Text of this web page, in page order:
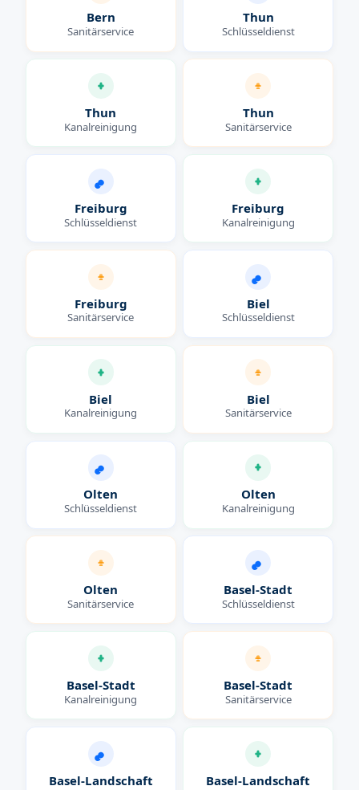
Bern
Sanitärservice
Thun
Schlüsseldienst
Thun
Kanalreinigung
Thun
Sanitärservice
Freiburg
Schlüsseldienst
Freiburg
Kanalreinigung
Freiburg
Sanitärservice
Biel
Schlüsseldienst
Biel
Kanalreinigung
Biel
Sanitärservice
Olten
Schlüsseldienst
Olten
Kanalreinigung
Olten
Sanitärservice
Basel-Stadt
Schlüsseldienst
Basel-Stadt
Kanalreinigung
Basel-Stadt
Sanitärservice
Basel-Landschaft Basel-Landschaft